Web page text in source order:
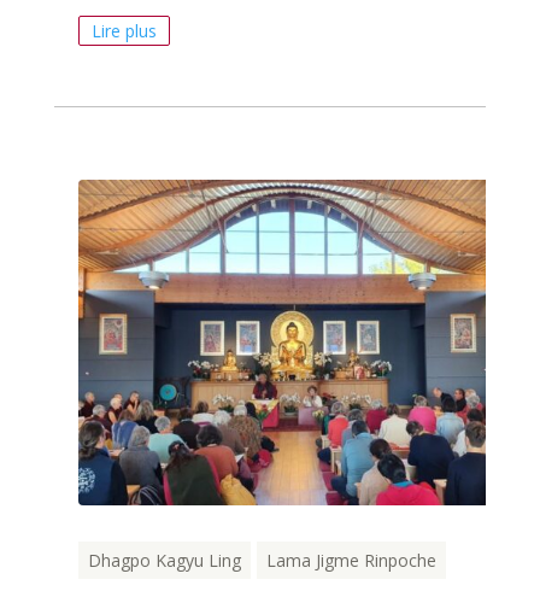
Lire plus
Dhagpo Kagyu Ling Lama Jigme Rinpoche